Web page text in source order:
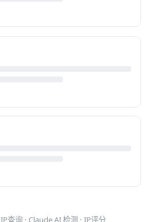
IP查询 · Claude AI 检测 · IP评分